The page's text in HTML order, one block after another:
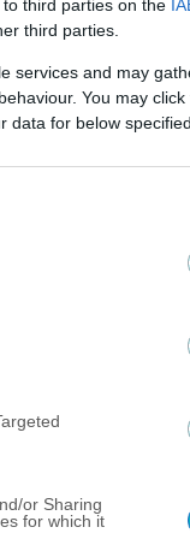
third parties on the
third parties.
services and may
You may
data for below
or Sharing
for which it
Αυστρίας (ΛΑΣΚ